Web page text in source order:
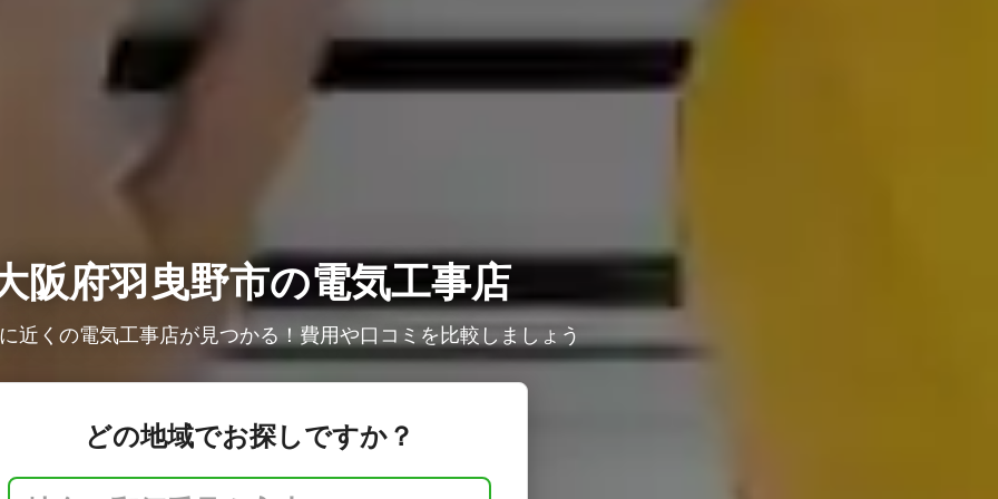
阪府羽曳野市の電気工事店
近くの電気工事店が見つかる！費用や口コミを比較しましょう
どの地域でお探しですか？